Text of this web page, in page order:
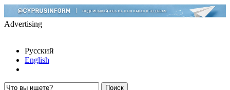
Advertising
Русский
English